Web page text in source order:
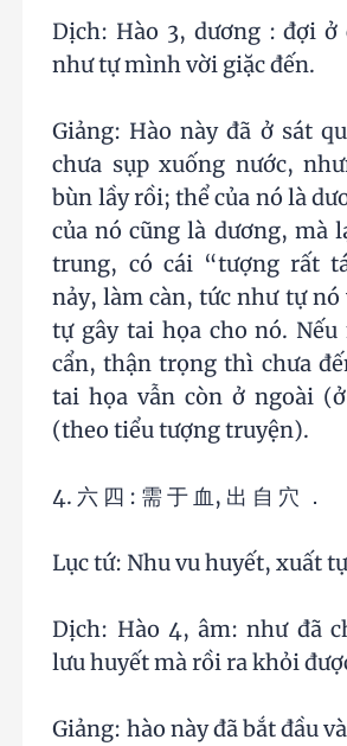
Dịch: Hào 3, dương : đợi ở
như tự mình vời giặc đến.
Giảng: Hào này đã ở sát
chưa sụp xuống nước,
bùn lầy rồi; thể của nó là
của nó cũng là dương, mà
trung, có cái “tượng rất
nảy, làm càn, tức như tự nó
tự gây tai họa cho nó.
cẩn, thận trọng thì chưa
tai họa vẫn còn ở ngoài
(theo tiểu tượng truyện).
4. 六 四 : 需 于 血, 出 自 穴 ．
Lục tứ: Nhu vu huyết, xuất
Dịch: Hào 4, âm: như đã
lưu huyết mà rồi ra khỏi
Giảng: hào này đã bắt đầu